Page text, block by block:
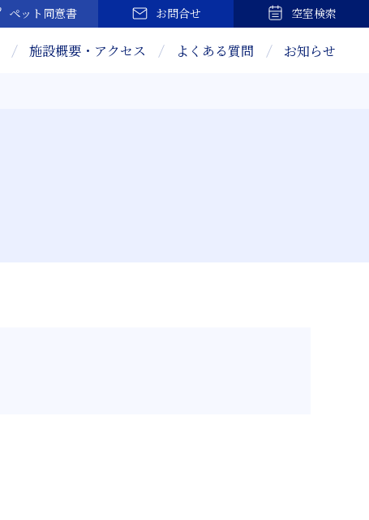
ペット 同意書 お問合せ 空室検索
施設概要・アクセス よくある質問 お知らせ